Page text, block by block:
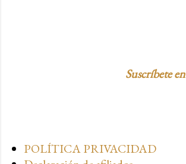
Suscríbete
POLÍTICA PRIVACIDAD